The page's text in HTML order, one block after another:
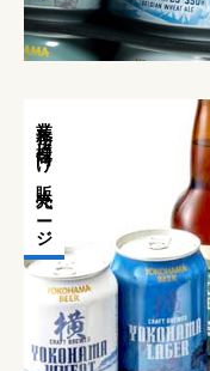
業務店様向け販売ページ